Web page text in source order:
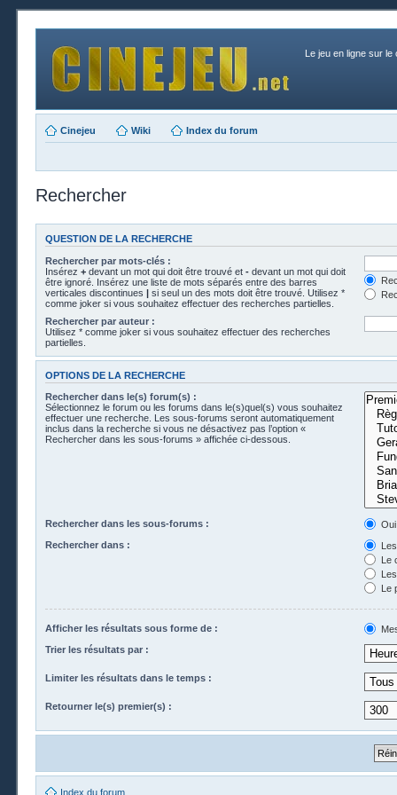
Le jeu en ligne sur le
Cinejeu Wiki Index du forum
Rechercher
QUESTION DE LA RECHERCHE
Rechercher par mots-clés :
Insérez + devant un mot qui doit être trouvé et - devant un mot qui doit
être ignoré. Insérez une liste de mots séparés entre des barres
verticales discontinues | si seul un des mots doit être trouvé. Utilisez *
comme joker si vous souhaitez effectuer des recherches partielles.
Rechercher par auteur :
Utilisez * comme joker si vous souhaitez effectuer des recherches
partielles.
OPTIONS DE LA RECHERCHE
Rechercher dans le(s) forum(s) :
Sélectionnez le forum ou les forums dans le(s)quel(s) vous souhaitez
effectuer une recherche. Les sous-forums seront automatiquement
inclus dans la recherche si vous ne désactivez pas l’option «
Rechercher dans les sous-forums » affichée ci-dessous.
Rechercher dans les sous-forums :
Oui
Rechercher dans :
Le
Le
Afficher les résultats sous forme de :
Trier les résultats par :
Limiter les résultats dans le temps :
Retourner le(s) premier(s) :
Index du forum